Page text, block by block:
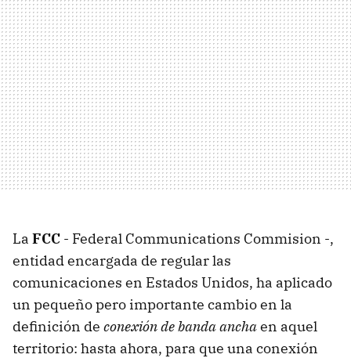
La FCC - Federal Communications Commision -,
entidad encargada de regular las
comunicaciones en Estados Unidos, ha aplicado
un pequeño pero importante cambio en la
definición de conexión de banda anchaen aquel
territorio: hasta ahora, para que una conexión